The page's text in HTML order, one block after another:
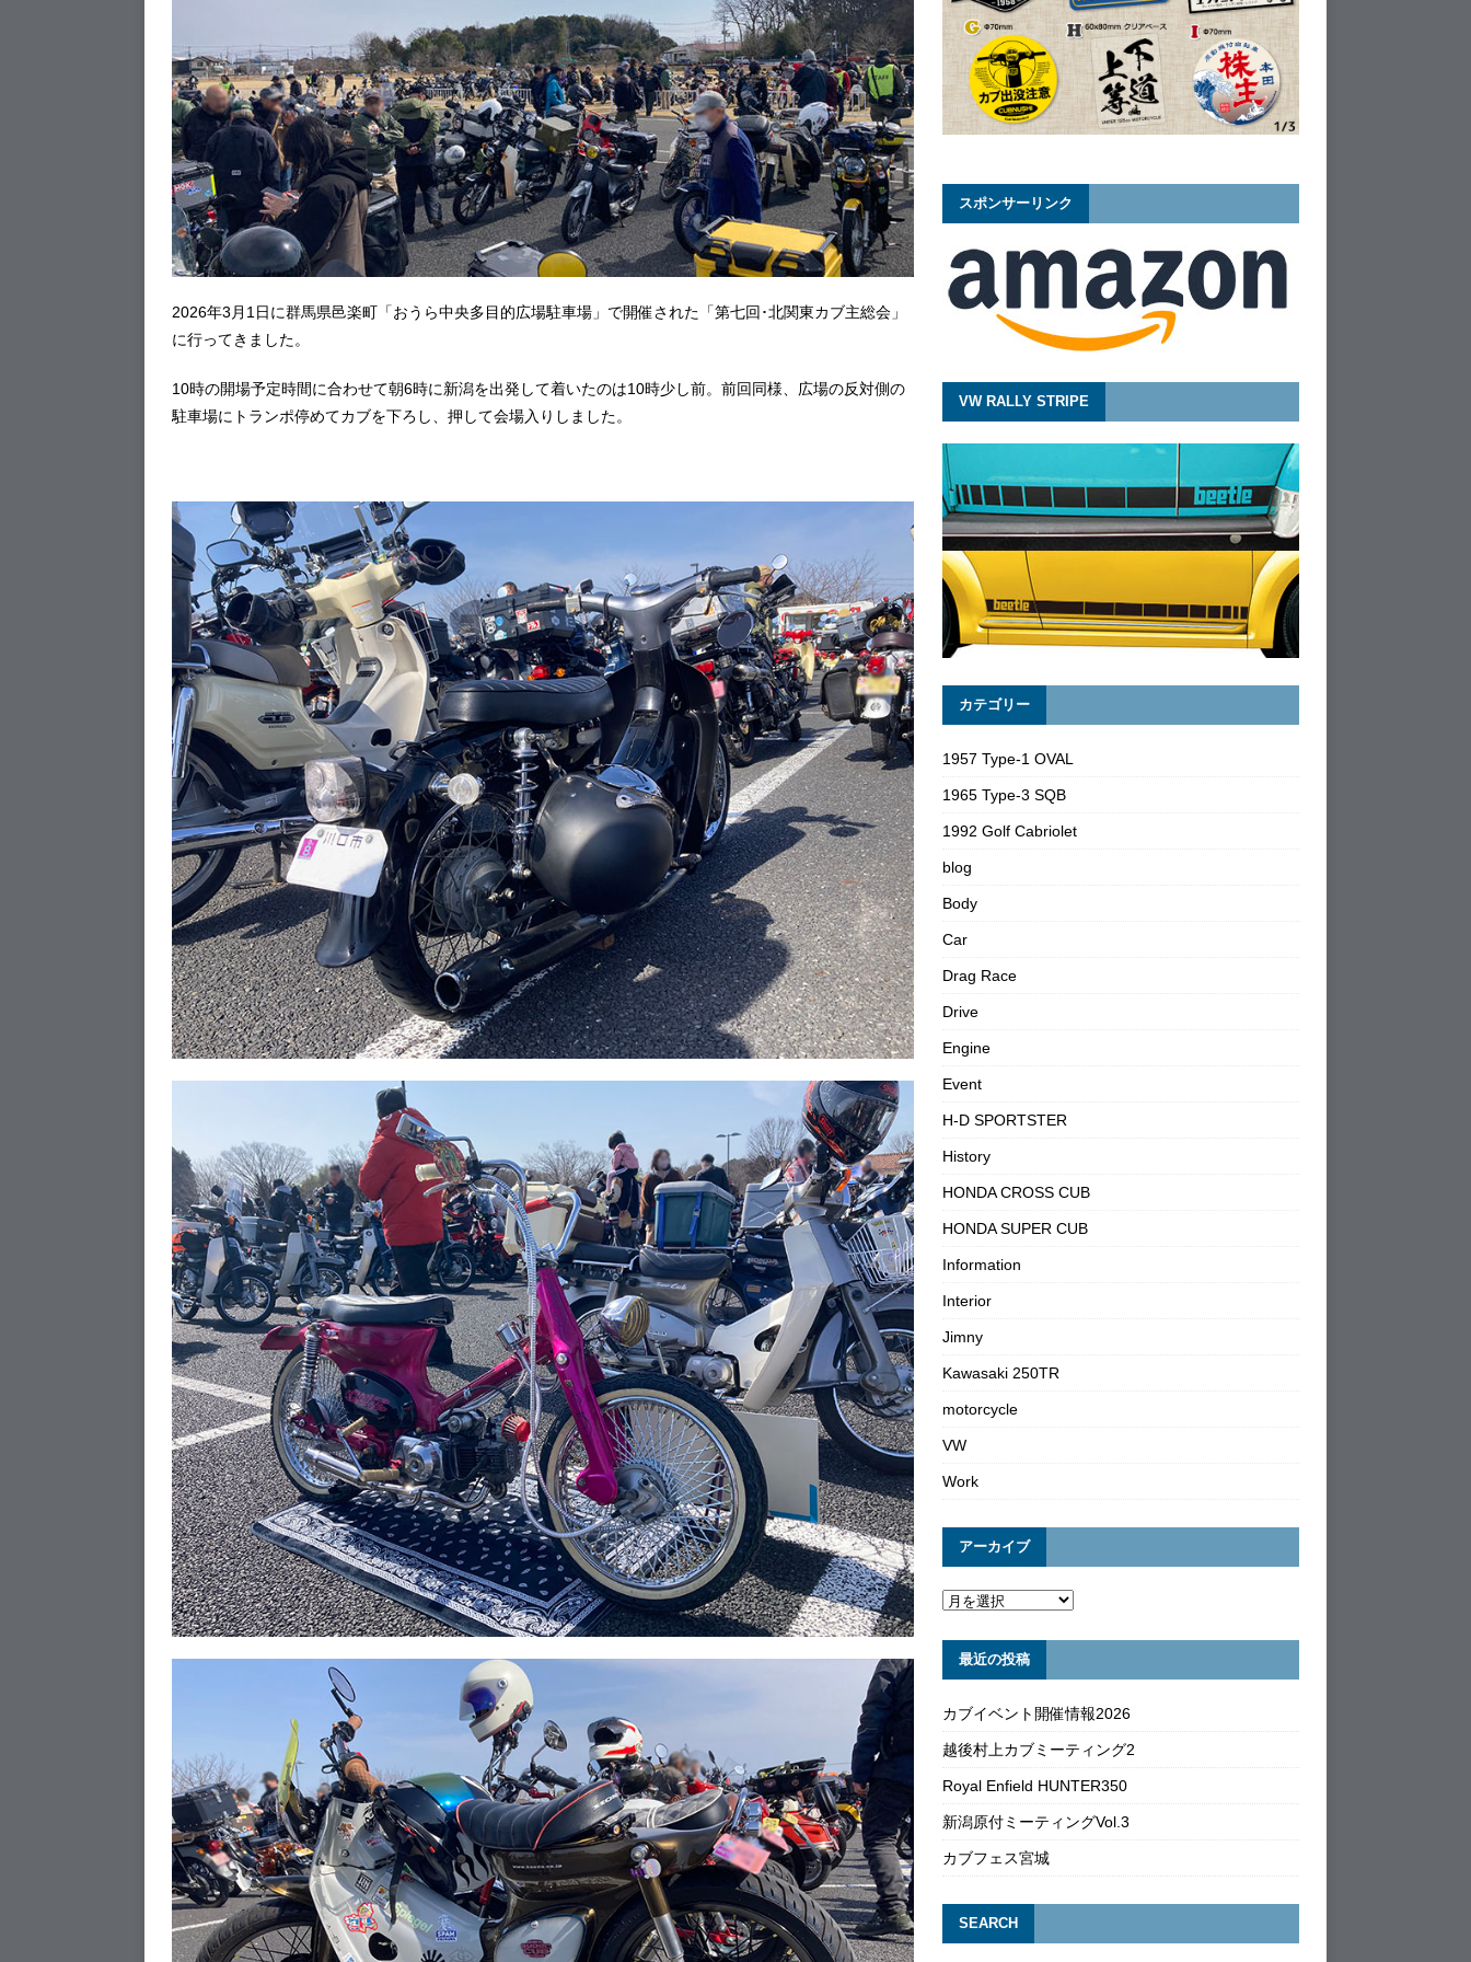
2026年3月1日に群馬県邑楽町「おうら中央多目的広場駐車場」で開催された「第七回･北関東カブ主総会」
に行ってきました。
10時の開場予定時間に合わせて朝6時に新潟を出発して着いたのは10時少し前。前回同様、広場の反対側の
駐車場にトランポ停めてカブを下ろし、押して会場入りしました。
スポンサーリンク
VW RALLY STRIPE
カテゴリー
1957 Type-1 OVAL
1965 Type-3 SQB
1992 Golf Cabriolet
blog
Body
Car
Drag Race
Drive
Engine
Event
H-D SPORTSTER
History
HONDA CROSS CUB
HONDA SUPER CUB
Information
Interior
Jimny
Kawasaki 250TR
motorcycle
VW
Work
アーカイブ
最近の投稿
カブイベント開催情報2026
越後村上カブミーティング2
Royal Enfield HUNTER350
新潟原付ミーティングVol.3
カブフェス宮城
SEARCH